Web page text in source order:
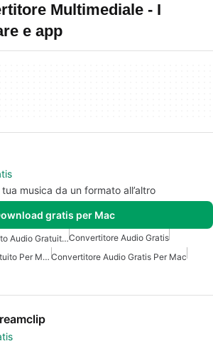
Multimediale - I
e app
musica da un formato all’altro
gratis per Mac
Convertitore Di Formato Audio Gratuito Per MacConvertitore Audio Gratis
Convertitore Musicale Gratuito Per Mac Convertitore Audio Gratis Per Mac